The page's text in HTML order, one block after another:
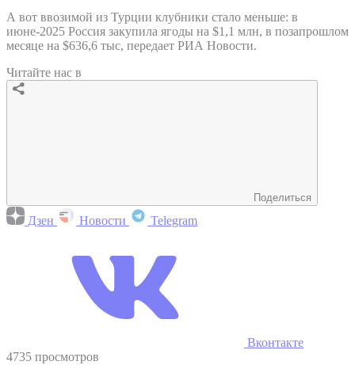
А вот ввозимой из Турции клубники стало меньше: в
июне-2025 Россия закупила ягоды на $1,1 млн, в позапрошлом
месяце на $636,6 тыс, передает РИА Новости.
Читайте нас в
Поделиться
Дзен Новости Telegram
Вконтакте
4735 просмотров